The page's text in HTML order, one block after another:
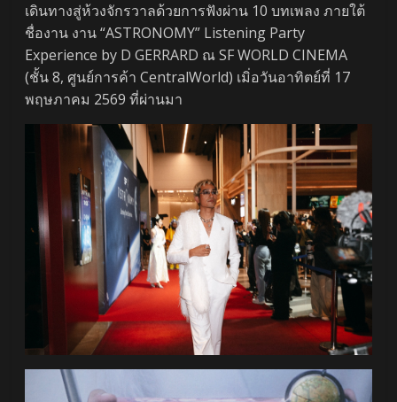
เดินทางสู่ห้วงจักรวาลด้วยการฟังผ่าน 10 บทเพลง ภายใต้
ชื่องาน งาน “ASTRONOMY” Listening Party
Experience by D GERRARD ณ SF WORLD CINEMA
(ชั้น 8, ศูนย์การค้า CentralWorld) เมิ่อวันอาทิตย์ที่ 17
พฤษภาคม 2569 ที่ผ่านมา